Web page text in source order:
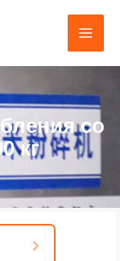
со
кг